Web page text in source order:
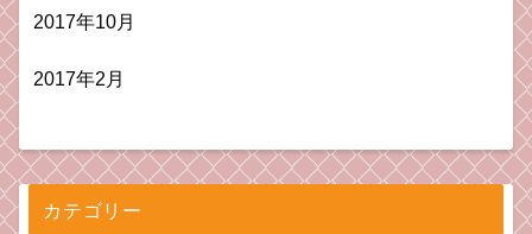
2017年10月
2017年2月
カテゴリー